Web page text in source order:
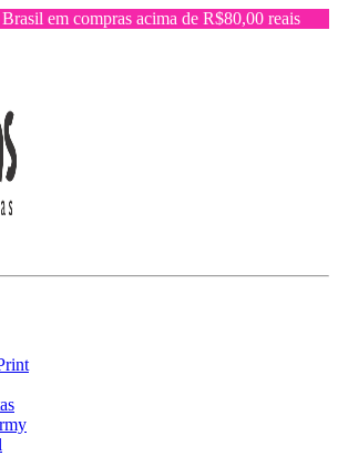
em compras acima de R$80,00 reais